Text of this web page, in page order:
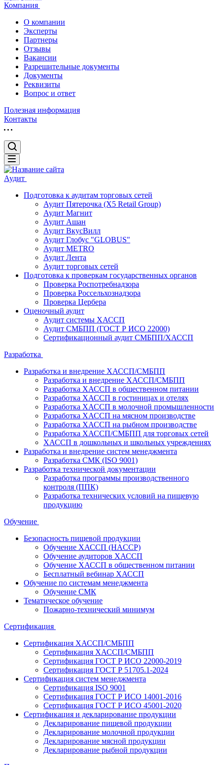
Компания
О компании
Эксперты
Партнеры
Отзывы
Вакансии
Разрешительные документы
Документы
Реквизиты
Вопрос и ответ
Полезная информация
Контакты
Аудит
Подготовка к аудитам торговых сетей
Аудит Пятерочка (X5 Retail Group)
Аудит Магнит
Аудит Ашан
Аудит ВкусВилл
Аудит Глобус "GLOBUS"
Аудит METRO
Аудит Лента
Аудит торговых сетей
Подготовка к проверкам государственных органов
Проверка Роспотребнадзора
Проверка Россельхознадзора
Проверка Цербера
Оценочный аудит
Аудит системы ХАССП
Аудит СМБПП (ГОСТ Р ИСО 22000)
Сертификационный аудит СМБПП/ХАССП
Разработка
Разработка и внедрение ХАССП/СМБПП
Разработка и внедрение ХАССП/СМБПП
Разработка ХАССП в общественном питании
Разработка ХАССП в гостиницах и отелях
Разработка ХАССП в молочной промышленности
Разработка ХАССП на мясном производстве
Разработка ХАССП на рыбном производстве
Разработка ХАССП/СМБПП для торговых сетей
ХАССП в дошкольных и школьных учреждениях
Разработка и внедрение систем менеджмента
Разработка СМК (ISO 9001)
Разработка технической документации
Разработка программы производственного
контроля (ППК)
Разработка технических условий на пищевую
продукцию
Обучение
Безопасность пищевой продукции
Обучение ХАССП (HACCP)
Обучение аудиторов ХАССП
Обучение ХАССП в общественном питании
Бесплатный вебинар ХАССП
Обучение по системам менеджмента
Обучение СМК
Тематическое обучение
Пожарно-технический минимум
Сертификация
Сертификация ХАССП/СМБПП
Сертификация ХАССП/СМБПП
Сертификация ГОСТ Р ИСО 22000-2019
Сертификация ГОСТ Р 51705.1-2024
Сертификация систем менеджмента
Сертификация ISO 9001
Сертификация ГОСТ Р ИСО 14001-2016
Сертификация ГОСТ Р ИСО 45001-2020
Сертификация и декларирование продукции
Декларирование пищевой продукции
Декларирование молочной продукции
Декларирование мясной продукции
Декларирование рыбной продукции